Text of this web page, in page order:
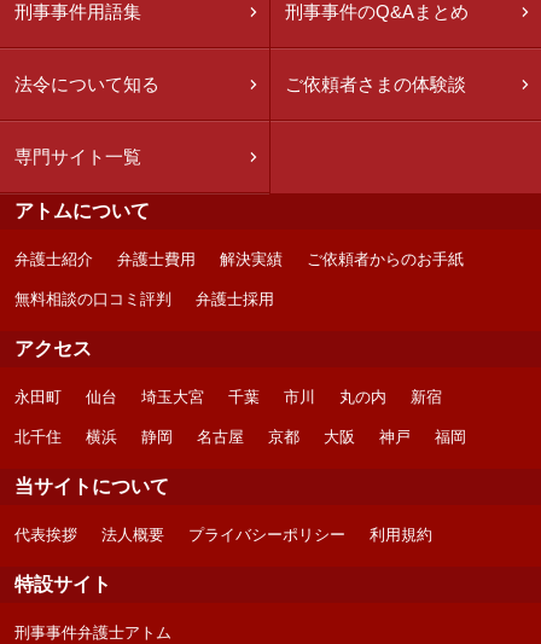
刑事事件用語集 刑事事件のQ&Aまとめ
法令について知る ご依頼者さまの体験談
専門サイト一覧
アトムについて
弁護士紹介 弁護士費用 解決実績 ご依頼者からのお手紙
無料相談の口コミ評判 弁護士採用
アクセス
永田町 仙台 埼玉大宮 千葉 市川 丸の内 新宿
北千住 横浜 静岡 名古屋 京都 大阪 神戸 福岡
当サイトについて
代表挨拶 法人概要 プライバシーポリシー 利用規約
特設サイト
刑事事件弁護士アトム